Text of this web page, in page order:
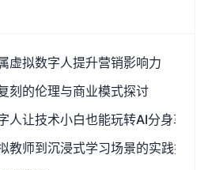
虚拟数字人提升营销影响力
刻的伦理与商业模式探讨
人让技术小白也能玩转AI分身革命
教师到沉浸式学习场景的实践探索